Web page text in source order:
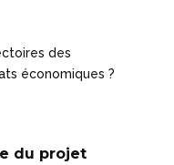
des
économiques ?
du projet